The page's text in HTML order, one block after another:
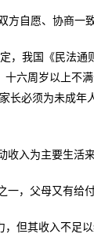
方自愿、协商一致
，我国《民法
六周岁以上不
长必须为未成
入为主要生活
，父母又有给
但其收入不足